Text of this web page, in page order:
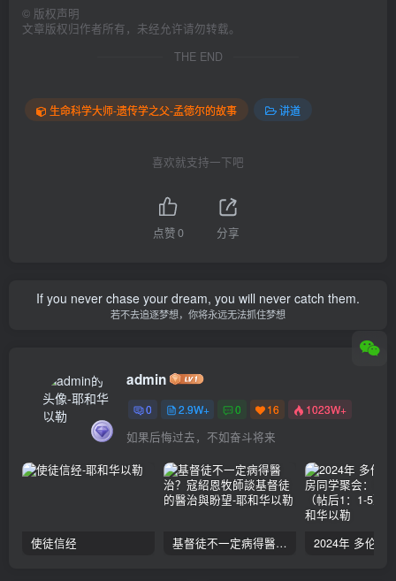
© 版权声明
文章版权归作者所有，未经允许请勿转载。
THE END
生命科学大师-遗传学之父-孟德尔的故事 讲道
喜欢就支持一下吧
点赞0 分享
If you never chase your dream, you will never catch them.
若不去追逐梦想，你将永远无法抓住梦想
admin
0 2.9W+ 0 16 1023W+
如果后悔过去，不如奋斗将来
使徒信经 基督徒不一定病得醫治？寇紹恩牧師談基督徒的醫治與盼望